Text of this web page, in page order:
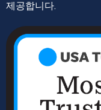
제공합니다.